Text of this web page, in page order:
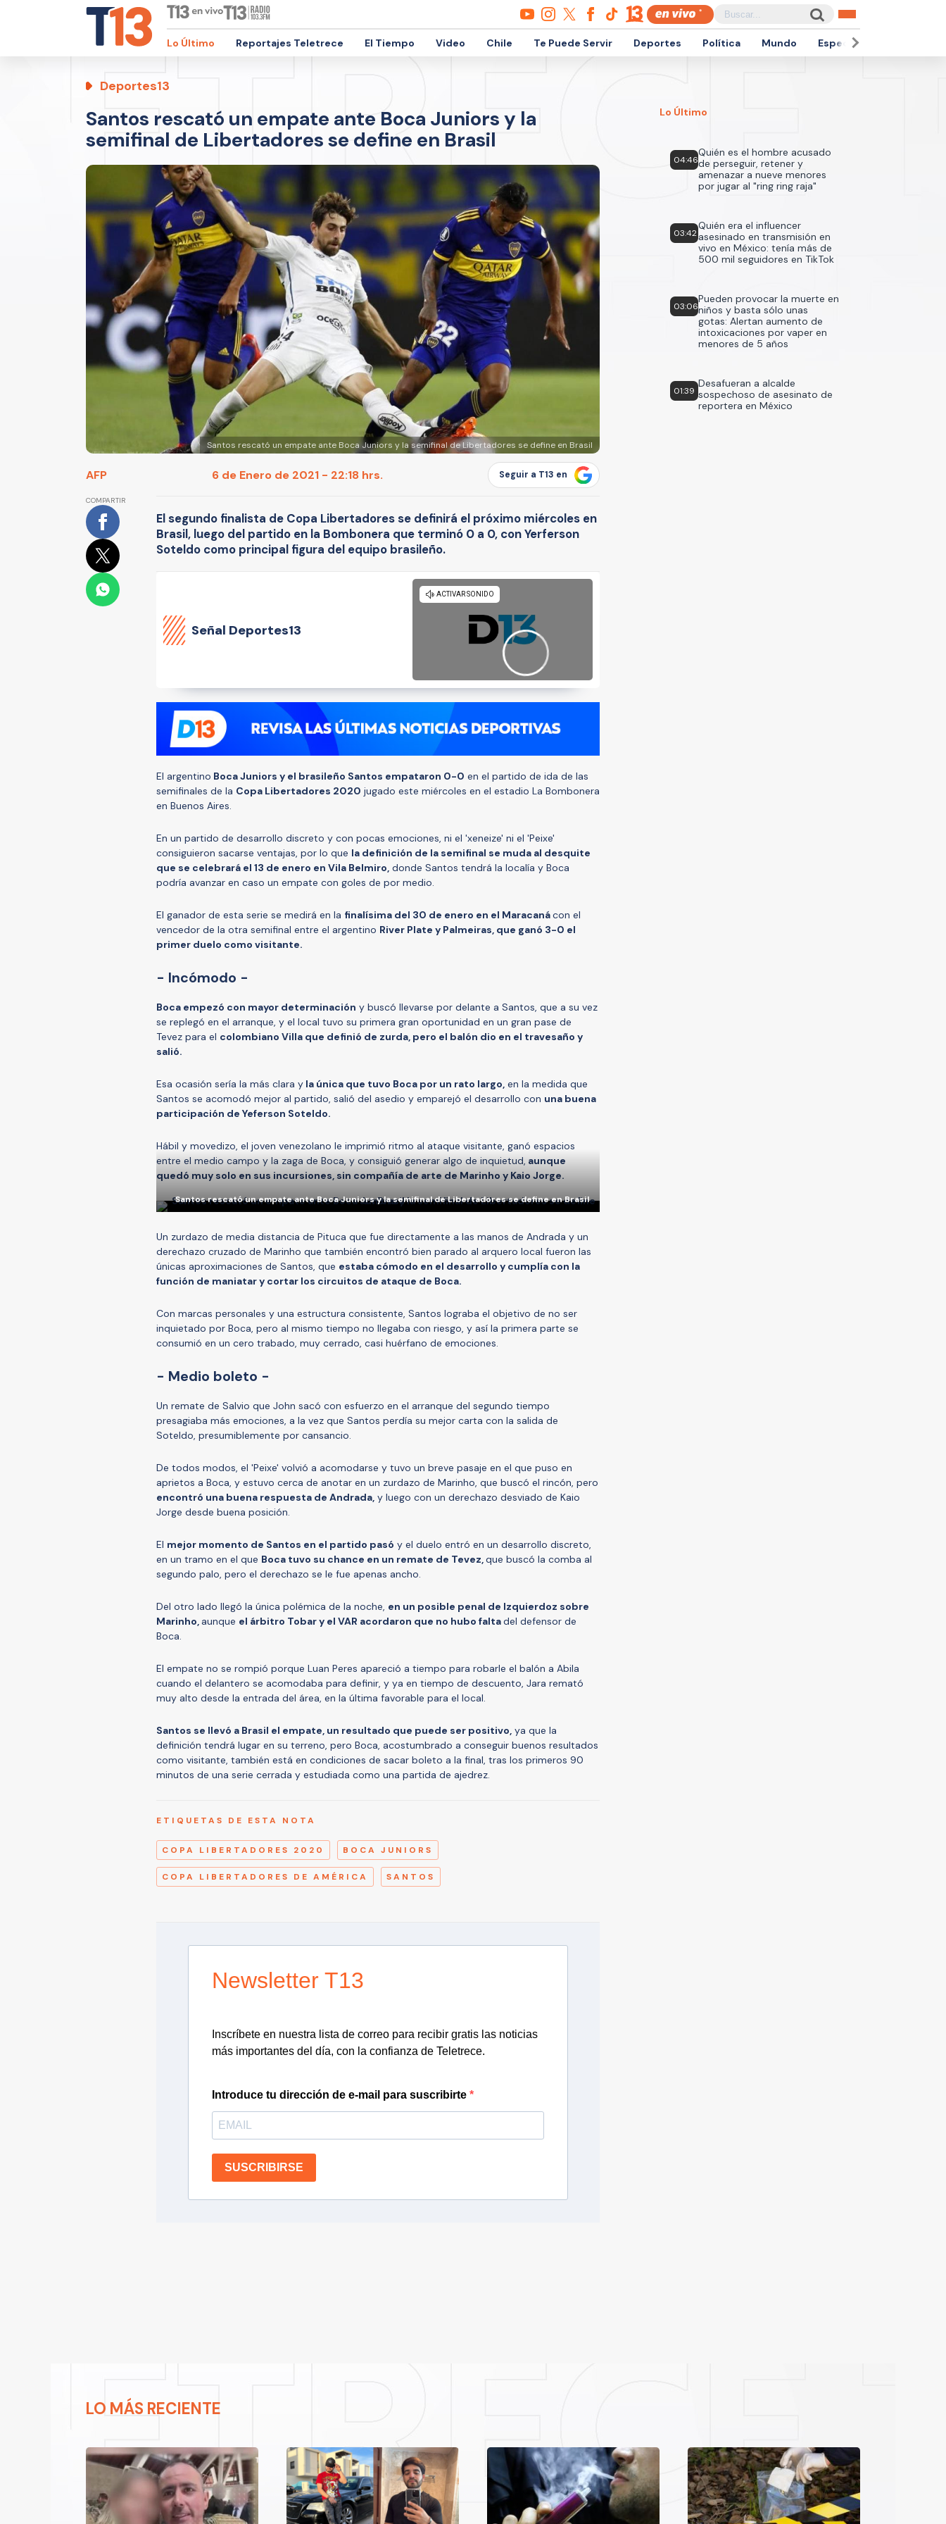
Lo Último Reportajes Teletrece El Tiempo Video Chile Te Puede Servir Deportes Política Mundo Espectáculos
Deportes13
Santos rescató un empate ante Boca Juniors y la
semifinal de Libertadores se define en Brasil
Santos rescató un empate ante Boca Juniors y la semifinal de Libertadores se define en Brasil
AFP 6 de Enero de 2021 - 22:18 hrs. Seguir a T13 en
COMPARTIR
El segundo finalista de Copa Libertadores se definirá el próximo miércoles en
Brasil, luego del partido en la Bombonera que terminó 0 a 0, con Yerferson
Soteldo como principal figura del equipo brasileño.
Señal Deportes13
El argentino Boca Juniors y el brasileño Santos empataron 0-0 en el partido de ida de las
semifinales de la Copa Libertadores 2020 jugado este miércoles en el estadio La Bombonera
en Buenos Aires.
En un partido de desarrollo discreto y con pocas emociones, ni el 'xeneize' ni el 'Peixe'
consiguieron sacarse ventajas, por lo que la definición de la semifinal se muda al desquite
que se celebrará el 13 de enero en Vila Belmiro, donde Santos tendrá la localía y Boca
podría avanzar en caso un empate con goles de por medio.
El ganador de esta serie se medirá en la finalísima del 30 de enero en el Maracanácon el
vencedor de la otra semifinal entre el argentino River Plate y Palmeiras, que ganó 3-0 el
primer duelo como visitante.
- Incómodo -
Boca empezó con mayor determinación y buscó llevarse por delante a Santos, que a su vez
se replegó en el arranque, y el local tuvo su primera gran oportunidad en un gran pase de
Tevez para el colombiano Villa que definió de zurda, pero el balón dio en el travesaño y
salió.
Esa ocasión sería la más clara y la única que tuvo Boca por un rato largo, en la medida que
Santos se acomodó mejor al partido, salió del asedio y emparejó el desarrollo con una buena
participación de Yeferson Soteldo.
Hábil y movedizo, el joven venezolano le imprimió ritmo al ataque visitante, ganó espacios
entre el medio campo y la zaga de Boca, y consiguió generar algo de inquietud, aunque
quedó muy solo en sus incursiones, sin compañía de arte de Marinho y Kaio Jorge.
Santos rescató un empate ante Boca Juniors y la semifinal de Libertadores se define en Brasil
Un zurdazo de media distancia de Pituca que fue directamente a las manos de Andrada y un
derechazo cruzado de Marinho que también encontró bien parado al arquero local fueron las
únicas aproximaciones de Santos, que estaba cómodo en el desarrollo y cumplía con la
función de maniatar y cortar los circuitos de ataque de Boca.
Con marcas personales y una estructura consistente, Santos lograba el objetivo de no ser
inquietado por Boca, pero al mismo tiempo no llegaba con riesgo, y así la primera parte se
consumió en un cero trabado, muy cerrado, casi huérfano de emociones.
- Medio boleto -
Un remate de Salvio que John sacó con esfuerzo en el arranque del segundo tiempo
presagiaba más emociones, a la vez que Santos perdía su mejor carta con la salida de
Soteldo, presumiblemente por cansancio.
De todos modos, el 'Peixe' volvió a acomodarse y tuvo un breve pasaje en el que puso en
aprietos a Boca, y estuvo cerca de anotar en un zurdazo de Marinho, que buscó el rincón, pero
encontró una buena respuesta de Andrada, y luego con un derechazo desviado de Kaio
Jorge desde buena posición.
El mejor momento de Santos en el partido pasó y el duelo entró en un desarrollo discreto,
en un tramo en el que Boca tuvo su chance en un remate de Tevez,que buscó la comba al
segundo palo, pero el derechazo se le fue apenas ancho.
Del otro lado llegó la única polémica de la noche, en un posible penal de Izquierdoz sobre
Marinho, aunque el árbitro Tobar y el VAR acordaron que no hubo faltadel defensor de
Boca.
El empate no se rompió porque Luan Peres apareció a tiempo para robarle el balón a Abila
cuando el delantero se acomodaba para definir, y ya en tiempo de descuento, Jara remató
muy alto desde la entrada del área, en la última favorable para el local.
Santos se llevó a Brasil el empate, un resultado que puede ser positivo, ya que la
definición tendrá lugar en su terreno, pero Boca, acostumbrado a conseguir buenos resultados
como visitante, también está en condiciones de sacar boleto a la final, tras los primeros 90
minutos de una serie cerrada y estudiada como una partida de ajedrez.
ETIQUETAS DE ESTA NOTA
COPA LIBERTADORES 2020 BOCA JUNIORS
COPA LIBERTADORES DE AMÉRICA SANTOS
Newsletter T13
Inscríbete en nuestra lista de correo para recibir gratis las noticias
más importantes del día, con la confianza de Teletrece.
Introduce tu dirección de e-mail para suscribirte
SUSCRIBIRSE
Lo Último
04:46
Quién es el hombre acusado
de perseguir, retener y
amenazar a nueve menores
por jugar al "ring ring raja"
03:42
Quién era el influencer
asesinado en transmisión en
vivo en México: tenía más de
500 mil seguidores en TikTok
03:06
Pueden provocar la muerte en
niños y basta sólo unas
gotas: Alertan aumento de
intoxicaciones por vaper en
menores de 5 años
01:39
Desafueran a alcalde
sospechoso de asesinato de
reportera en México
LO MÁS RECIENTE